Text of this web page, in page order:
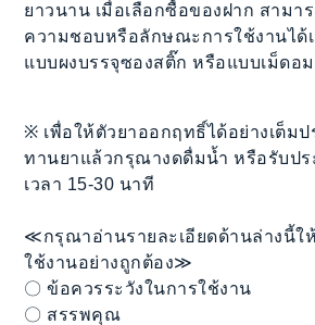
ยาวนาน เมื่อเลือกซื้อของฝาก สามา
ความชอบหรือลักษณะการใช้งานได้เ
แบบผงบรรจุซองสติ๊ก หรือแบบเม็ดอ
※ เพื่อให้ตัวยาออกฤทธิ์ได้อย่างเต็ม
ทานยาแล้วกรุณางดดื่มน้ำ หรือรับปร
เวลา 15-30 นาที
≪กรุณาอ่านรายละเอียดด้านล่างนี้ใ
ใช้งานอย่างถูกต้อง≫
〇 ข้อควรระวังในการใช้งาน
〇 สรรพคุณ